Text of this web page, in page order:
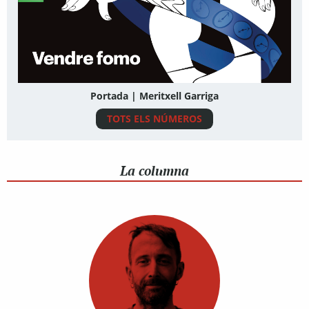
Portada | Meritxell Garriga
TOTS ELS NÚMEROS
La columna